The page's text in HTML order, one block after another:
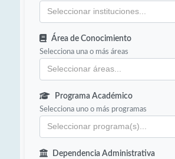
Área de Conocimiento
Selecciona una o más áreas
Programa Académico
Selecciona uno o más programas
Dependencia Administrativa